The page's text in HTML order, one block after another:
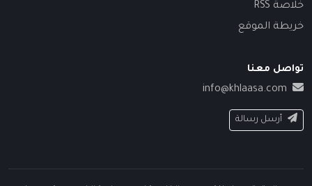
خلاصة RSS
خريطة الموقع
تواصل معنا
info@khlaasa.com
أرسل رسالة